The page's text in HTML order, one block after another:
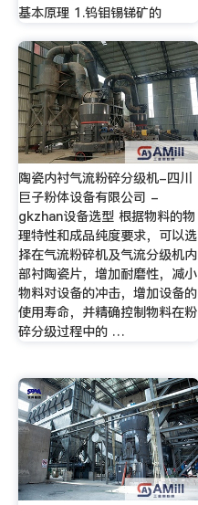
基本原理 1.钨钼锡锑矿的
陶瓷内衬气流粉碎分级机-四川
巨子粉体设备有限公司 -
gkzhan设备选型 根据物料的物
理特性和成品纯度要求，可以选
择在气流粉碎机及气流分级机内
部衬陶瓷片，增加耐磨性，减小
物料对设备的冲击，增加设备的
使用寿命，并精确控制物料在粉
碎分级过程中的 …